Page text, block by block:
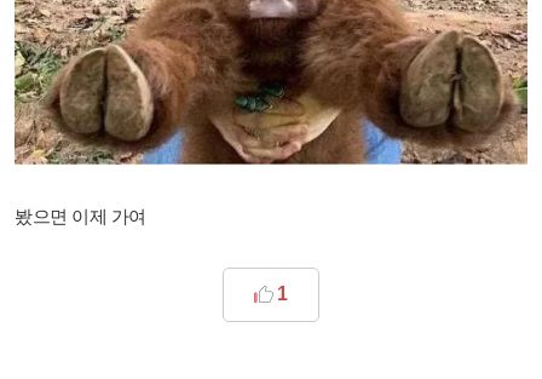
봤으면 이제 가여
1